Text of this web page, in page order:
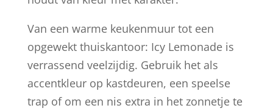
Van een warme keukenmuur tot een
opgewekt thuiskantoor: Icy Lemonade is
verrassend veelzijdig. Gebruik het als
accentkleur op kastdeuren, een speelse
trap of om een nis extra in het zonnetje te